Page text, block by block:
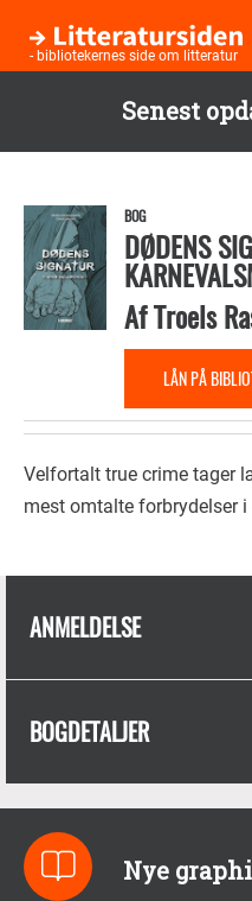
Senest
hovedindhold
- bibliotekernes side om litteratur
BOG
DØDENS
AfTroels
LÅN PÅ
Velfortalt true crime tager
mest omtalte forbrydelser
ANMELDELSE
BOGDETALJER
Nye